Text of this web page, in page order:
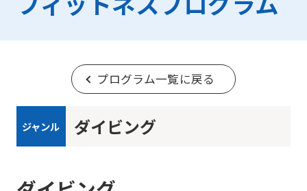
プログラム一覧に戻る
ジャンル ダイビング